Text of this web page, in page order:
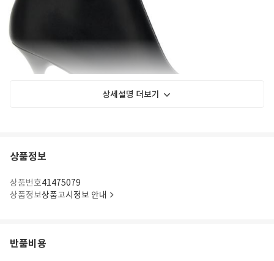
상세설명 더보기
상품정보
상품번호41475079
상품정보상품고시정보 안내
반품비용